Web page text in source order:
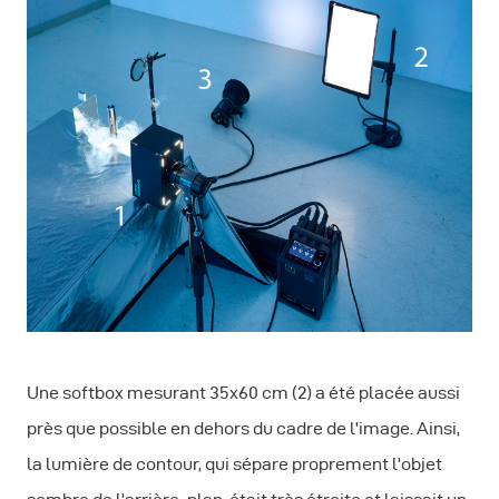
Une softbox mesurant 35x60 cm (2) a été placée aussi
près que possible en dehors du cadre de l'image. Ainsi,
la lumière de contour, qui sépare proprement l'objet